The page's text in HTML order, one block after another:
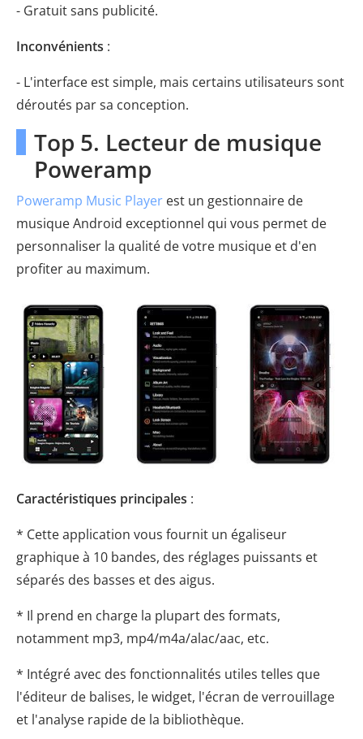
- Gratuit sans publicité.
Inconvénients :
- L'interface est simple, mais certains utilisateurs sont
déroutés par sa conception.
Top 5. Lecteur de musique
Poweramp
Poweramp Music Player est un gestionnaire de
musique Android exceptionnel qui vous permet de
personnaliser la qualité de votre musique et d'en
profiter au maximum.
Caractéristiques principales :
* Cette application vous fournit un égaliseur
graphique à 10 bandes, des réglages puissants et
séparés des basses et des aigus.
* Il prend en charge la plupart des formats,
notamment mp3, mp4/m4a/alac/aac, etc.
* Intégré avec des fonctionnalités utiles telles que
l'éditeur de balises, le widget, l'écran de verrouillage
et l'analyse rapide de la bibliothèque.